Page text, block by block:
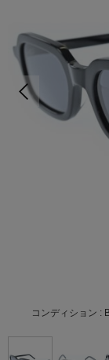
コンディション :